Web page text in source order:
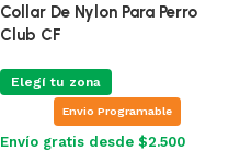
Collar Mas Correa Talle L
Estrellas Verde Manzana
Elegí tu zona
Envio Programable
Envío gratis desde $2.500